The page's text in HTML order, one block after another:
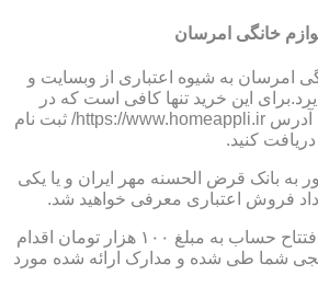
خانگی امرسان
امرسان به شیوه اعتباری از وبسایت و
این خرید تنها کافی است که در
وبسایت این مجموعه به آدرس https://www.homeappli.ir/ ثبت نام
کنید.
به بانک قرض الحسنه مهر ایران و یا یکی
فروش اعتباری معرفی خواهید شد.
شما باید در این بانک به افتتاح حساب به مبلغ ۱۰۰ هزار تومان اقدام
شما طی شده و مدارک ارائه شده مورد